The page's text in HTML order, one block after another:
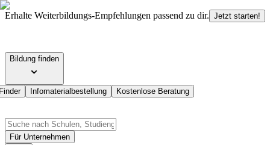
Erhalte Weiterbildungs-Empfehlungen passend zu dir. Jetzt starten!
Bildung finden
Infomaterialbestellung Kostenlose Beratung
Für Unternehmen